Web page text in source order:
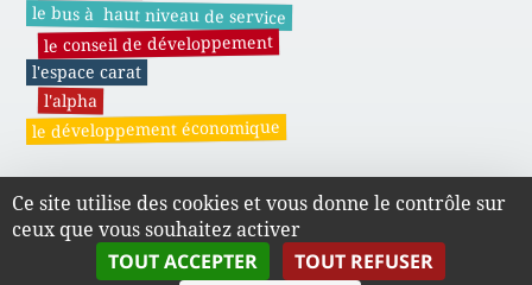
le bus à haut niveau de service
le conseil de développement
l'espace carat
l'alpha
le développement économique
Actes administratifs du SMAPE
Ce site utilise des cookies et vous donne le contrôle sur
ceux que vous souhaitez activer
TOUT ACCEPTER
TOUT REFUSER